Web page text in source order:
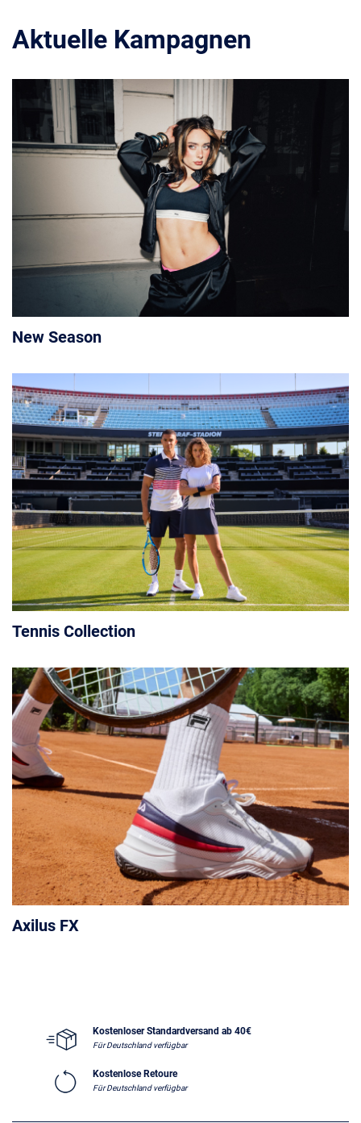
Aktuelle Kampagnen
New Season
Tennis Collection
Axilus FX
Kostenloser Standardversand ab 40€
Für Deutschland verfügbar
Kostenlose Retoure
Für Deutschland verfügbar